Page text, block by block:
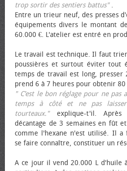
trop sortir des sentiers battus".
Entre un trieur neuf, des presses
équipements divers le montant
60.000 €. L'atelier est entré en
Le travail est technique. Il faut
poussières et surtout éviter tout
temps de travail est long,
prend 6 à 7 heures pour obtenir
" C’est le bon réglage pour ne pas
temps à côté et ne pas
tourteaux."explique-t'il. Après
décantage de 3 semaines en fût
comme l'hexane n'est utilisé. Il a
se faire connaître, constituer un
A ce jour il vend 20.000 L d'huile